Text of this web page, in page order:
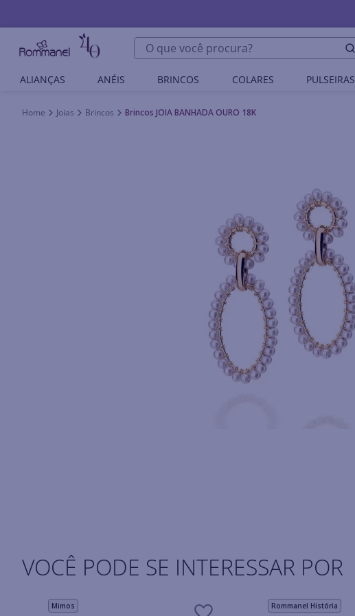
O que você procura?
ALIANÇAS ANÉIS BRINCOS COLARES PULSEIRAS
Joias Brincos Brincos JOIA BANHADA OURO 18K
VOCÊ PODE SE INTERESSAR POR
Mimos Rommanel História